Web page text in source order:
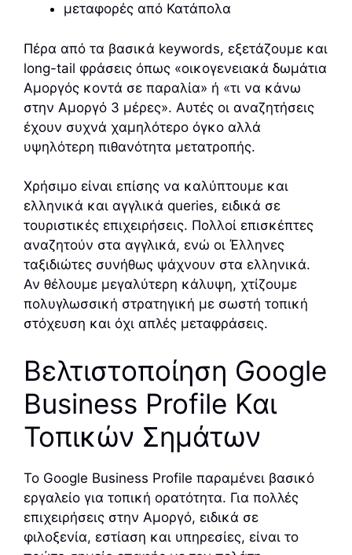
μεταφορές από Κατάπολα
Πέρα από τα βασικά keywords, εξετάζουμε και
long-tail φράσεις όπως «οικογενειακά δωμάτια
Αμοργός κοντά σε παραλία» ή «τι να κάνω
στην Αμοργό 3 μέρες». Αυτές οι αναζητήσεις
έχουν συχνά χαμηλότερο όγκο αλλά
υψηλότερη πιθανότητα μετατροπής.
Χρήσιμο είναι επίσης να καλύπτουμε και
ελληνικά και αγγλικά queries, ειδικά σε
τουριστικές επιχειρήσεις. Πολλοί επισκέπτες
αναζητούν στα αγγλικά, ενώ οι Έλληνες
ταξιδιώτες συνήθως ψάχνουν στα ελληνικά.
Αν θέλουμε μεγαλύτερη κάλυψη, χτίζουμε
πολυγλωσσική στρατηγική με σωστή τοπική
στόχευση και όχι απλές μεταφράσεις.
Βελτιστοποίηση Google
Business Profile Και
Τοπικών Σημάτων
Το Google Business Profile παραμένει βασικό
εργαλείο για τοπική ορατότητα. Για πολλές
επιχειρήσεις στην Αμοργό, ειδικά σε
φιλοξενία, εστίαση και υπηρεσίες, είναι το